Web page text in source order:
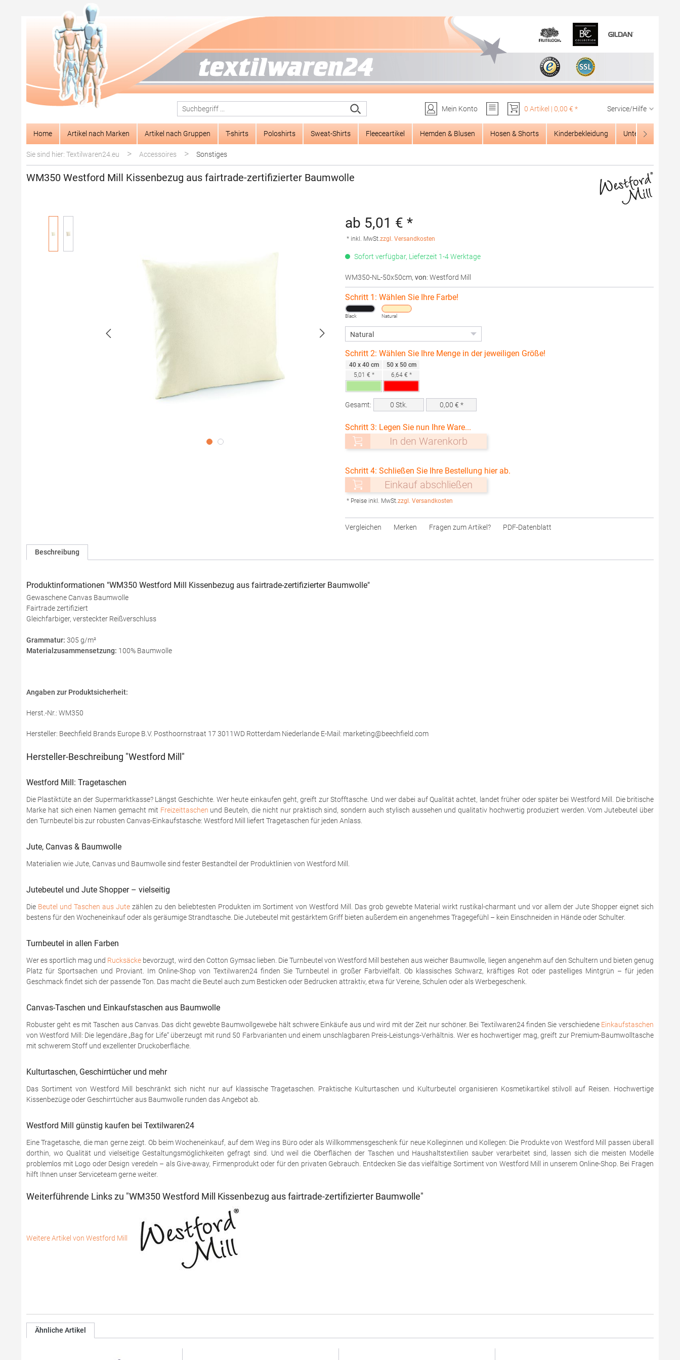
Zur Hauptnavigation springen
Mein Konto
0 Artikel | 0,00 € * Service/Hilfe
Home Artikel nach Marken Artikel nach Gruppen T-shirts Poloshirts Sweat-Shirts Fleeceartikel Hemden & Blusen Hosen & Shorts Kinderbekleidung Unterwäsche
Sie sind hier: Textilwaren24.eu > Accessoires > Sonstiges
WM350 Westford Mill Kissenbezug aus fairtrade-zertifizierter Baumwolle
ab 5,01 € *
* inkl. MwSt.zzgl. Versandkosten
Sofort verfügbar, Lieferzeit 1-4 Werktage
WM350-NL-50x50cm, von: Westford Mill
Schritt 1: Wählen Sie Ihre Farbe!
Black Natural
Schritt 2: Wählen Sie Ihre Menge in der jeweiligen Größe!
40 x 40 cm
5,01 € *
50 x 50 cm
6,64 € *
Gesamt: 0 Stk. 0,00 € *
Schritt 3: Legen Sie nun Ihre Ware...
In den Warenkorb
Schritt 4: Schließen Sie Ihre Bestellung hier ab.
Einkauf abschließen
* Preise inkl. MwSt.zzgl. Versandkosten
Vergleichen Merken Fragen zum Artikel? PDF-Datenblatt
Beschreibung
Produktinformationen "WM350 Westford Mill Kissenbezug aus fairtrade-zertifizierter Baumwolle"
Gewaschene Canvas Baumwolle
Fairtrade zertifiziert
Gleichfarbiger, versteckter Reißverschluss
Grammatur: 305 g/m²
Materialzusammensetzung: 100% Baumwolle
Angaben zur Produktsicherheit:
Herst.-Nr.: WM350
Hersteller: Beechfield Brands Europe B.V. Posthoornstraat 17 3011WD Rotterdam Niederlande E-Mail: marketing@beechfield.com
Hersteller-Beschreibung "Westford Mill"
Westford Mill: Tragetaschen
Die Plastiktüte an der Supermarktkasse? Längst Geschichte. Wer heute einkaufen geht, greift zur Stofftasche. Und wer dabei auf Qualität achtet, landet früher oder später bei Westford Mill. Die britische
Marke hat sich einen Namen gemacht mit Freizeittaschen und Beuteln, die nicht nur praktisch sind, sondern auch stylisch aussehen und qualitativ hochwertig produziert werden. Vom Jutebeutel über
den Turnbeutel bis zur robusten Canvas-Einkaufstasche: Westford Mill liefert Tragetaschen für jeden Anlass.
Jute, Canvas & Baumwolle
Materialien wie Jute, Canvas und Baumwolle sind fester Bestandteil der Produktlinien von Westford Mill.
Jutebeutel und Jute Shopper – vielseitig
Die Beutel und Taschen aus Jute zählen zu den beliebtesten Produkten im Sortiment von Westford Mill. Das grob gewebte Material wirkt rustikal-charmant und vor allem der Jute Shopper eignet sich
bestens für den Wocheneinkauf oder als geräumige Strandtasche. Die Jutebeutel mit gestärktem Griff bieten außerdem ein angenehmes Tragegefühl – kein Einschneiden in Hände oder Schulter.
Turnbeutel in allen Farben
Wer es sportlich mag und Rucksäcke bevorzugt, wird den Cotton Gymsac lieben. Die Turnbeutel von Westford Mill bestehen aus weicher Baumwolle, liegen angenehm auf den Schultern und bieten genug
Platz für Sportsachen und Proviant. Im Online-Shop von Textilwaren24 finden Sie Turnbeutel in großer Farbvielfalt. Ob klassisches Schwarz, kräftiges Rot oder pastelliges Mintgrün – für jeden
Geschmack findet sich der passende Ton. Das macht die Beutel auch zum Besticken oder Bedrucken attraktiv, etwa für Vereine, Schulen oder als Werbegeschenk.
Canvas-Taschen und Einkaufstaschen aus Baumwolle
Robuster geht es mit Taschen aus Canvas. Das dicht gewebte Baumwollgewebe hält schwere Einkäufe aus und wird mit der Zeit nur schöner. Bei Textilwaren24 finden Sie verschiedene Einkaufstaschen
von Westford Mill: Die legendäre „Bag for Life“ überzeugt mit rund 50 Farbvarianten und einem unschlagbaren Preis-Leistungs-Verhältnis. Wer es hochwertiger mag, greift zur Premium-Baumwolltasche
mit schwerem Stoff und exzellenter Druckoberfläche.
Kulturtaschen, Geschirrtücher und mehr
Das Sortiment von Westford Mill beschränkt sich nicht nur auf klassische Tragetaschen. Praktische Kulturtaschen und Kulturbeutel organisieren Kosmetikartikel stilvoll auf Reisen. Hochwertige
Kissenbezüge oder Geschirrtücher aus Baumwolle runden das Angebot ab.
Westford Mill günstig kaufen bei Textilwaren24
Eine Tragetasche, die man gerne zeigt. Ob beim Wocheneinkauf, auf dem Weg ins Büro oder als Willkommensgeschenk für neue Kolleginnen und Kollegen: Die Produkte von Westford Mill passen überall
dorthin, wo Qualität und vielseitige Gestaltungsmöglichkeiten gefragt sind. Und weil die Oberflächen der Taschen und Haushaltstextilien sauber verarbeitet sind, lassen sich die meisten Modelle
problemlos mit Logo oder Design veredeln – als Give-away, Firmenprodukt oder für den privaten Gebrauch. Entdecken Sie das vielfältige Sortiment von Westford Mill in unserem Online-Shop. Bei Fragen
hilft Ihnen unser Serviceteam gerne weiter.
Weiterführende Links zu "WM350 Westford Mill Kissenbezug aus fairtrade-zertifizierter Baumwolle"
Weitere Artikel von Westford Mill
Ähnliche Artikel